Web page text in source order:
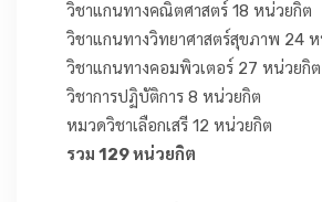
วิชาแกนทางคณิตศาสตร์ 18 หน่วยกิต
วิชาแกนทางวิทยาศาสตร์สุขภาพ 24
วิชาแกนทางคอมพิวเตอร์ 27 หน่วยกิต
วิชาการปฏิบัติการ 8 หน่วยกิต
หมวดวิชาเลือกเสรี 12 หน่วยกิต
รวม 129 หน่วยกิต